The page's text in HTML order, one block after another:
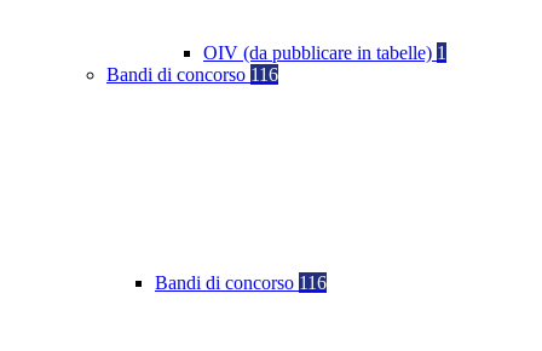
OIV (da pubblicare in tabelle) 1
Bandi di concorso 116
Bandi di concorso 116